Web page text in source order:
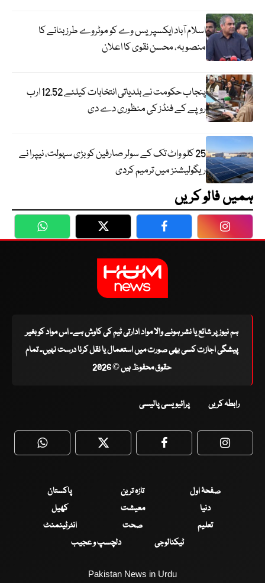
اسلام آباد ایکسپریس وے کو موٹروے طرز بنانے کا
منصوبہ، محسن نقوی کا اعلان
پنجاب حکومت نے بلدیاتی انتخابات کیلئے 12.52 ارب
روپے کے فنڈز کی منظوری دے دی
25 کلو واٹ تک کے سولر صارفین کو بڑی سہولت، نیپرا نے
ریگولیشنز میں ترمیم کردی
ہمیں فالو کریں
WhatsApp Twitter Facebook
ہم نیوز پر شائع یا نشر ہونے والا مواد ادارتی ٹیم کی کاوش ہے۔ اس مواد کو بغیر
پیشگی اجازت کسی بھی صورت میں استعمال یا نقل کرنا درست نہیں۔ تمام
حقوق محفوظ ہیں © 2026
رابطہ کریں پرائیویسی پالیسی
WhatsApp Twitter Facebook
صفحۂ اول تازہ ترین
پاکستان
دنیا
معیشت
کھیل
تعلیم
صحت
انٹرٹینمنٹ
ٹیکنالوجی
دلچسپ و عجیب
Pakistan News in Urdu